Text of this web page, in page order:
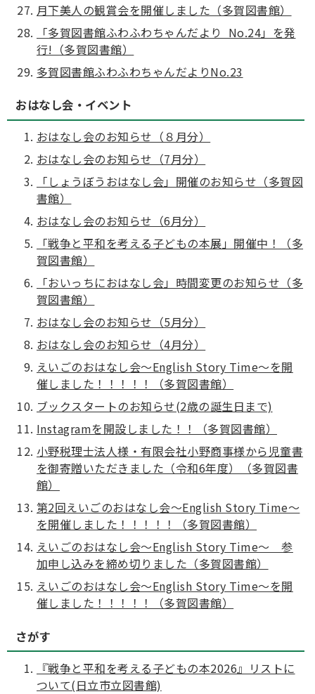
月下美人の観賞会を開催しました（多賀図書館）
「多賀図書館ふわふわちゃんだより No.24」を発
行!（多賀図書館）
多賀図書館ふわふわちゃんだよりNo.23
おはなし会・イベント
おはなし会のお知らせ（８月分）
おはなし会のお知らせ（7月分）
「しょうぼうおはなし会」開催のお知らせ（多賀図
書館）
おはなし会のお知らせ（6月分）
「戦争と平和を考える子どもの本展」開催中！（多
賀図書館）
「おいっちにおはなし会」時間変更のお知らせ（多
賀図書館）
おはなし会のお知らせ（5月分）
おはなし会のお知らせ（4月分）
えいごのおはなし会～English Story Time～を開
催しました！！！！！（多賀図書館）
ブックスタートのお知らせ(2歳の誕生日まで)
Instagramを開設しました！！（多賀図書館）
小野税理士法人様・有限会社小野商事様から児童書
を御寄贈いただきました（令和6年度）（多賀図書
館）
第2回えいごのおはなし会～English Story Time～
を開催しました！！！！！（多賀図書館）
えいごのおはなし会～English Story Time～ 参
加申し込みを締め切りました（多賀図書館）
えいごのおはなし会～English Story Time～を開
催しました！！！！！（多賀図書館）
さがす
『戦争と平和を考える子どもの本2026』リストに
ついて(日立市立図書館)